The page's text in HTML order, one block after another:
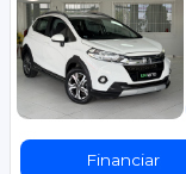
Financiar